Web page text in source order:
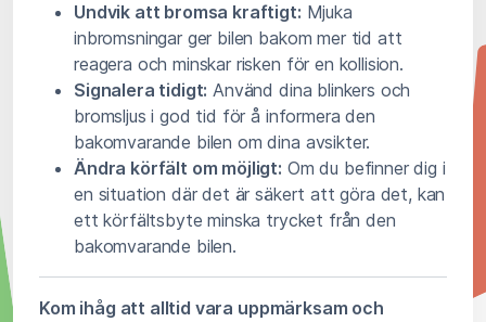
Undvik att bromsa kraftigt: Mjuka
inbromsningar ger bilen bakom mer tid att
reagera och minskar risken för en kollision.
Signalera tidigt: Använd dina blinkers och
bromsljus i god tid för å informera den
bakomvarande bilen om dina avsikter.
Ändra körfält om möjligt: Om du befinner dig i
en situation där det är säkert att göra det, kan
ett körfältsbyte minska trycket från den
bakomvarande bilen.
Kom ihåg att alltid vara uppmärksam och